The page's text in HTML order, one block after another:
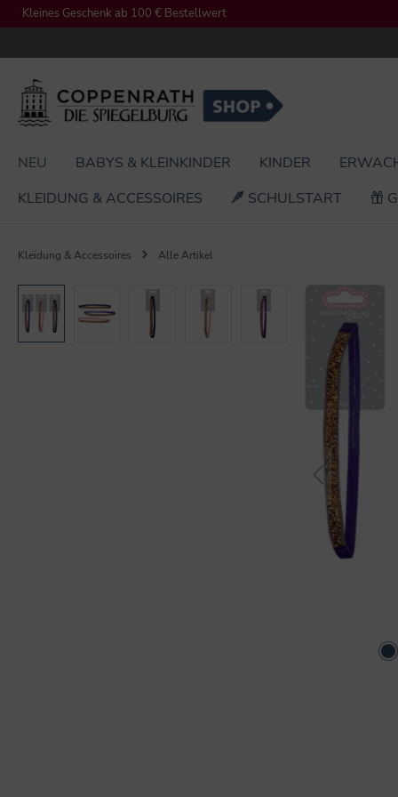
Zur Hauptnavigation springen
Kleines Geschenk ab 100 € Bestellwert
NEU BABYS & KLEINKINDER KINDER
KLEIDUNG & ACCESSOIRES
SCHULSTART
Kleidung & Accessoires Alle Artikel
Bildergalerie überspringen